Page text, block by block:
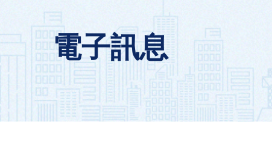
電子訊息